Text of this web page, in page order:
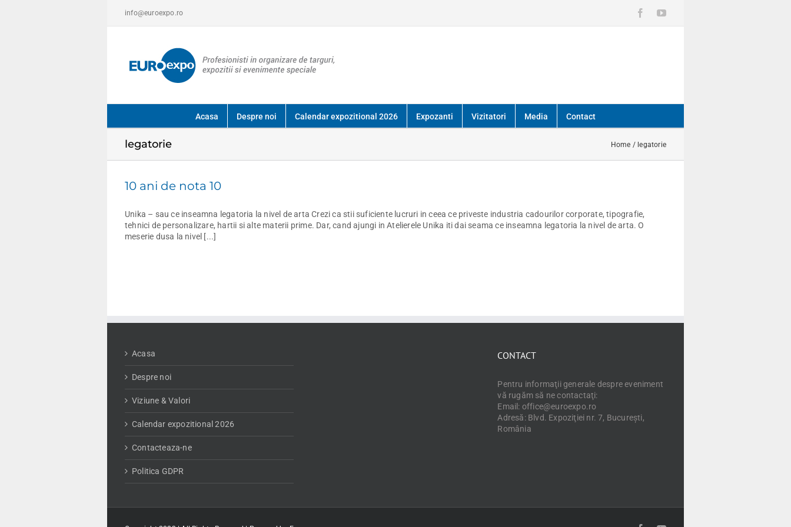
info@euroexpo.ro FacebookYouTube
Acasa Despre noi Calendar expozitional 2026 Expozanti Vizitatori Media Contact
legatorie Home / legatorie
10 ani de nota 10
Unika – sau ce inseamna legatoria la nivel de arta Crezi ca stii suficiente lucruri in ceea ce priveste industria cadourilor corporate, tipografie,
tehnici de personalizare, hartii si alte materii prime. Dar, cand ajungi in Atelierele Unika iti dai seama ce inseamna legatoria la nivel de arta. O
meserie dusa la nivel [...]
Acasa
Despre noi
Viziune & Valori
Calendar expozitional 2026
Contacteaza-ne
Politica GDPR
CONTACT
Pentru informaţii generale despre eveniment
vă rugăm să ne contactaţi:
Email: office@euroexpo.ro
Adresă: Blvd. Expoziţiei nr. 7, Bucureşti,
România